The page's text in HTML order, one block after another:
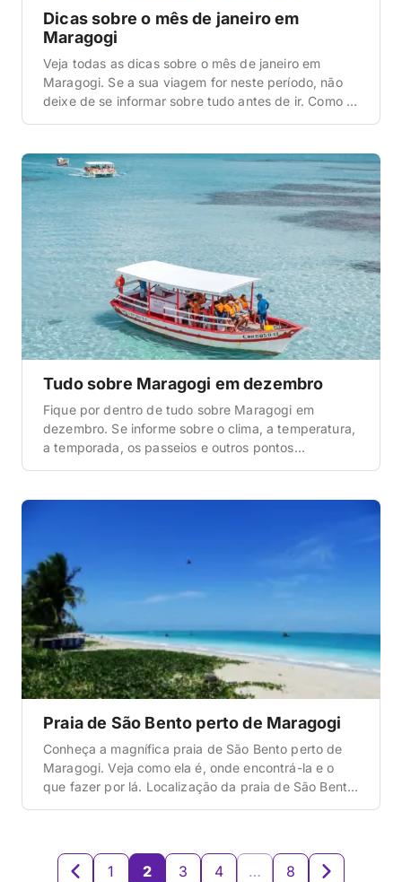
Dicas sobre o mês de janeiro em
Maragogi
Veja todas as dicas sobre o mês de janeiro em
Maragogi. Se a sua viagem for neste período, não
deixe de se informar sobre tudo antes de ir. Como é
matéria de dicas para uma viagem a Maragogi em
janeiro […]
Tudo sobre Maragogi em dezembro
Fique por dentro de tudo sobre Maragogi em
dezembro. Se informe sobre o clima, a temperatura,
a temporada, os passeios e outros pontos
informação que queremos abordar aqui nesta
Praia de São Bento perto de Maragogi
Conheça a magnífica praia de São Bento perto de
Maragogi. Veja como ela é, onde encontrá-la e o
que fazer por lá. Localização da praia de São Bento
1 2 3 4 … 8